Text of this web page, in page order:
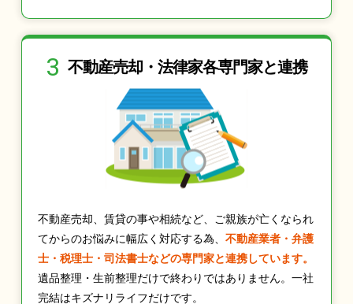
3 不動産売却・法律家各専門家と連携
不動産売却、賃貸の事や相続など、ご親族が亡くなられ
てからのお悩みに幅広く対応する為、 不動産業者・弁護
士・税理士・司法書士などの専門家と連携しています。
遺品整理・生前整理だけで終わりではありません。一社
完結はキズナリライフだけです。